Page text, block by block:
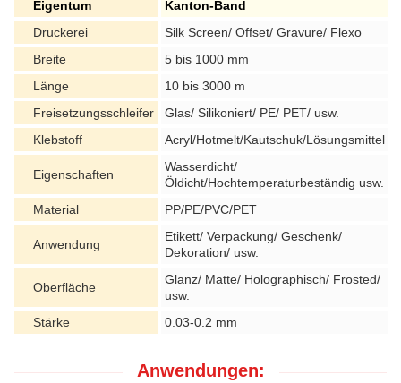
Eigentum
Kanton-Band
Druckerei
Silk Screen/ Offset/ Gravure/ Flexo
Breite
5 bis 1000 mm
Länge
10 bis 3000 m
Freisetzungsschleifer
Glas/ Silikoniert/ PE/ PET/ usw.
Klebstoff
Acryl/Hotmelt/Kautschuk/Lösungsmittel
Eigenschaften
Wasserdicht/
Öldicht/Hochtemperaturbeständig usw.
Material
PP/PE/PVC/PET
Anwendung
Etikett/ Verpackung/ Geschenk/
Dekoration/ usw.
Oberfläche
Glanz/ Matte/ Holographisch/ Frosted/
usw.
Stärke
0.03-0.2 mm
Anwendungen: